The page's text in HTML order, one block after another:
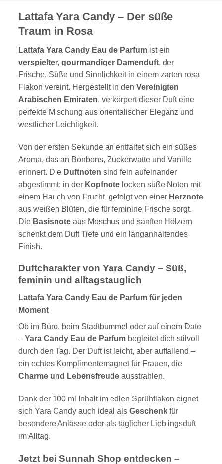
Lattafa Yara Candy – Der süße
Traum in Rosa
Lattafa Yara Candy Eau de Parfumist ein
verspielter, gourmandiger Damenduft, der
Frische, Süße und Sinnlichkeit in einem zarten rosa
Flakon vereint. Hergestellt in den Vereinigten
Arabischen Emiraten, verkörpert dieser Duft eine
perfekte Mischung aus orientalischer Eleganz und
westlicher Leichtigkeit.
Von der ersten Sekunde an entfaltet sich ein süßes
Aroma, das an Bonbons, Zuckerwatte und Vanille
erinnert. Die Duftnoten sind fein aufeinander
abgestimmt: in der Kopfnotelocken süße Noten mit
einem Hauch von Frucht, gefolgt von einer Herznote
aus weißen Blüten, die für feminine Frische sorgt.
Die Basisnoteaus Moschus und sanften Hölzern
schenkt dem Duft Tiefe und ein langanhaltendes
Finish.
Duftcharakter von Yara Candy – Süß,
feminin und alltagstauglich
Lattafa Yara Candy Eau de Parfum für jeden
Moment
Ob im Büro, beim Stadtbummel oder auf einem Date
– Yara Candy Eau de Parfumbegleitet dich stilvoll
durch den Tag. Der Duft ist leicht, aber auffallend –
ein echtes Komplimentemagnet für Frauen, die
Charme und Lebensfreudeausstrahlen.
Dank der 100 ml Inhalt im edlen Sprühflakon eignet
sich Yara Candy auch ideal als Geschenkfür
besondere Anlässe oder als täglicher Lieblingsduft
im Alltag.
Jetzt bei Sunnah Shop entdecken –